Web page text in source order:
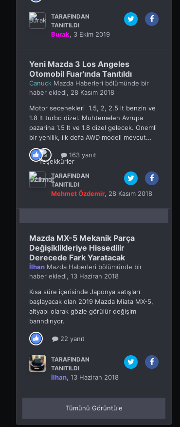
TARAFINDAN
TANITILDI
Burak, 3 Ekim 2019
Yeni Mazda 3 Los Angeles
Otomobil Fuar'ında Tanıtıldı
Canuck Mazda Haberleri bölümünde bir
haber ekledi, 28 Kasım 2018
Motor secenekleri 1.5, 2, 2.5 lt benzin ve
1.8 lt turbo dizel. Muhtemelen Avrupa
pazarina 1.5 lt ve 1.8 dizel gelecek. Onemli
bir yenilik, ilk defa AWD modeli mevcut...
163 yanıt
TARAFINDAN
TANITILDI
Mehmet Özdemir, 28 Kasım 2018
Mazda MX-5 Mekanik Parça
Değişiklikleriye Hissedilir
Derecede Fark Yaratacak
İlhan Mazda Haberleri bölümünde bir
haber ekledi, 13 Haziran 2018
Kısa süre içerisinde Japonya satışları
başlayacak olan 2019 Mazda Miata MX-5,
altyapı olarak gözle görülür değişim
barındırıyor.
22 yanıt
TARAFINDAN
TANITILDI
İlhan, 13 Haziran 2018
Tümünü Görüntüle